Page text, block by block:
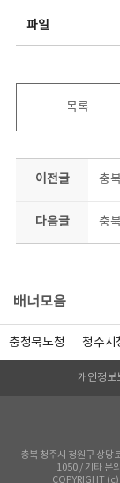
파일
목록
이전글
다음글 충
배너모음
충청북도청 청주시
개인정보
충북 청주시 청원구 상당
1050 / 기타
COPYRIGHT